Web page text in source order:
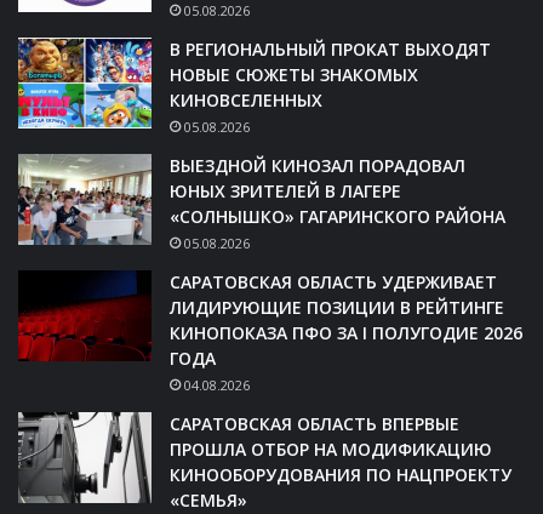
05.08.2026
В РЕГИОНАЛЬНЫЙ ПРОКАТ ВЫХОДЯТ
НОВЫЕ СЮЖЕТЫ ЗНАКОМЫХ
КИНОВСЕЛЕННЫХ
05.08.2026
ВЫЕЗДНОЙ КИНОЗАЛ ПОРАДОВАЛ
ЮНЫХ ЗРИТЕЛЕЙ В ЛАГЕРЕ
«СОЛНЫШКО» ГАГАРИНСКОГО РАЙОНА
05.08.2026
САРАТОВСКАЯ ОБЛАСТЬ УДЕРЖИВАЕТ
ЛИДИРУЮЩИЕ ПОЗИЦИИ В РЕЙТИНГЕ
КИНОПОКАЗА ПФО ЗА I ПОЛУГОДИЕ 2026
ГОДА
04.08.2026
САРАТОВСКАЯ ОБЛАСТЬ ВПЕРВЫЕ
ПРОШЛА ОТБОР НА МОДИФИКАЦИЮ
КИНООБОРУДОВАНИЯ ПО НАЦПРОЕКТУ
«СЕМЬЯ»